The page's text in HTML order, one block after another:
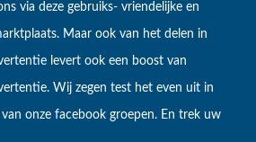
via deze gebruiks- vriendelijke en
Maar ook van het delen in
levert ook een boost van
Wij zegen test het even uit in
onze facebook groepen. En trek uw